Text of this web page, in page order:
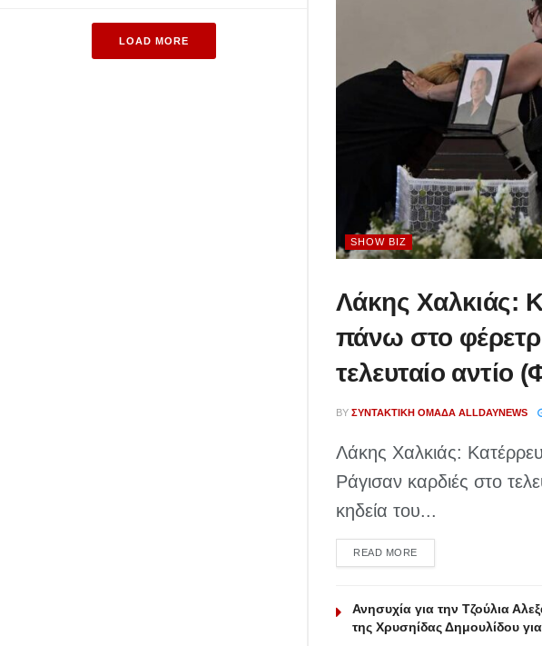
LOAD MORE
SHOW BIZ
Λάκης Χαλκιάς:
πάνω στο
τελευταίο αντίο
BY ΣΥΝΤΑΚΤΙΚΉ ΟΜΆΔΑ ALLDAYNEWS
Λάκης Χαλκιάς:
Ράγισαν καρδιές στο
κηδεία του...
READ MOREDETAILS
Ανησυχία για την Τζούλια
της Χρυσηίδας Δημουλίδου